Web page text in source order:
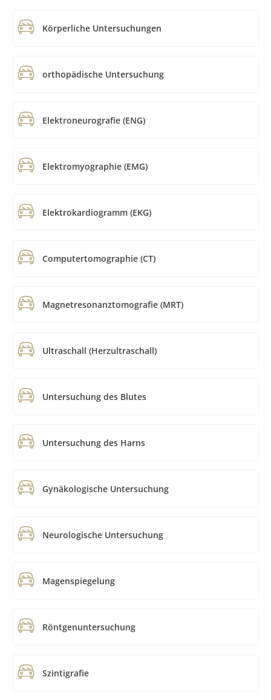
Körperliche Untersuchungen
orthopädische Untersuchung
Elektroneurografie (ENG)
Elektromyographie (EMG)
Elektrokardiogramm (EKG)
Computertomographie (CT)
Magnetresonanztomografie (MRT)
Ultraschall (Herzultraschall)
Untersuchung des Blutes
Untersuchung des Harns
Gynäkologische Untersuchung
Neurologische Untersuchung
Magenspiegelung
Röntgenuntersuchung
Szintigrafie